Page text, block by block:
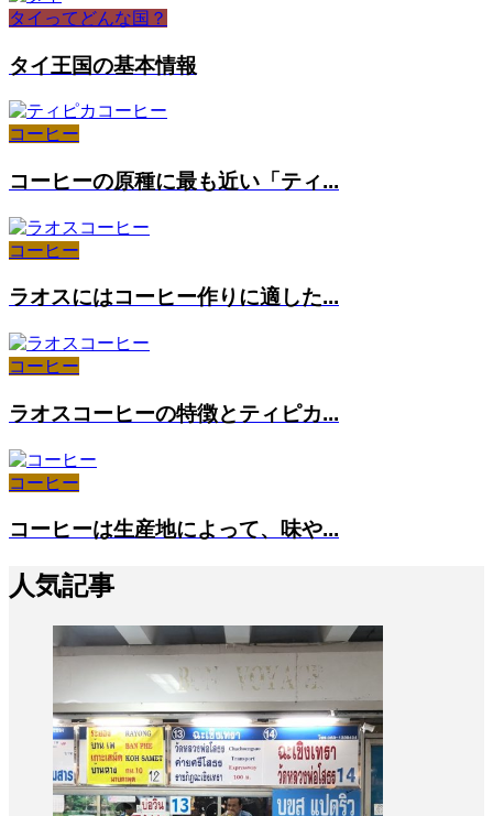
タイってどんな国？
タイ王国の基本情報
コーヒー
コーヒーの原種に最も近い「ティ...
コーヒー
ラオスにはコーヒー作りに適した...
コーヒー
ラオスコーヒーの特徴とティピカ...
コーヒー
コーヒーは生産地によって、味や...
人気記事